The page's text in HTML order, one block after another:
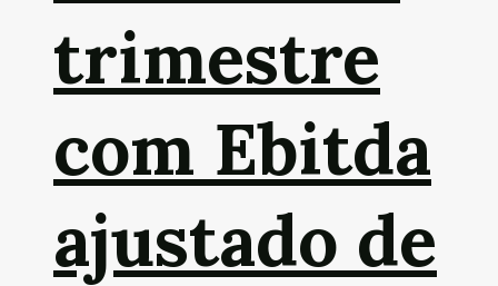
trimestre
com Ebitda
ajustado de